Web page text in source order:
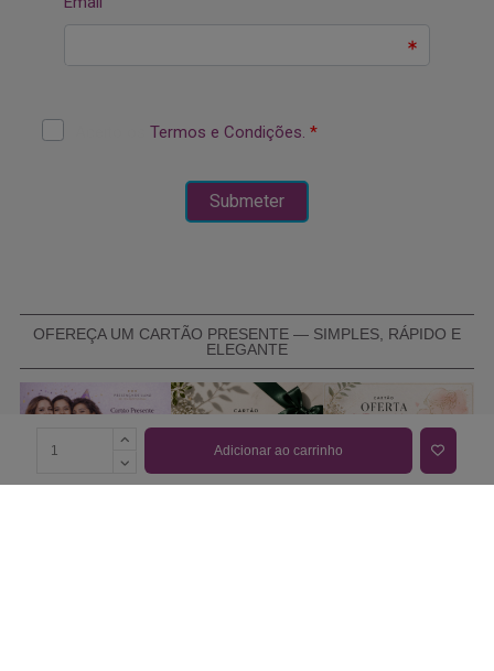
Adicionar ao carrinho
OFEREÇA UM CARTÃO PRESENTE — SIMPLES, RÁPIDO E
ELEGANTE